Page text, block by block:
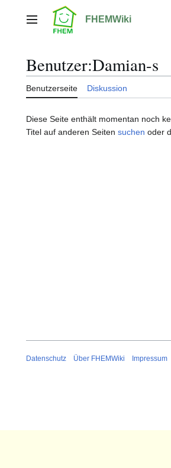
springenHauptmenü FHEMWiki
Benutzer:Damian-s
Benutzerseite Diskussion
Diese Seite enthält momentan noch
Titel auf anderen Seiten suchen oder
Datenschutz Über FHEMWiki Impressum